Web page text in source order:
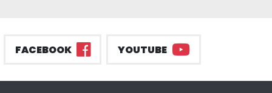
FACEBOOK YOUTUBE